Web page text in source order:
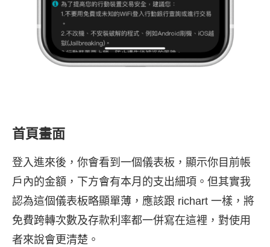
首頁畫面
登入進來後，你會看到一個儀表板，顯示你目前帳
戶內的金額，下方會有本月的支出細項。但其實我
認為這個儀表板略顯單薄，應該跟 richart 一樣，將
免費跨轉次數及存款利率都一併寫在這裡，對使用
者來說會更清楚。